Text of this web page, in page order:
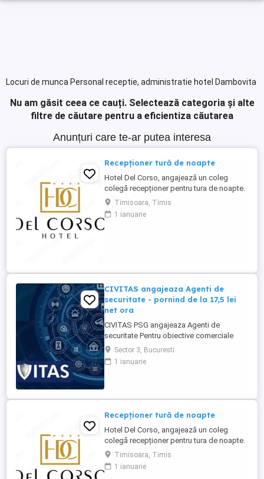
Locuri de munca Personal receptie, administratie hotel Dambovita
Nu am găsit ceea ce cauți. Selectează categoria și alte
filtre de căutare pentru a eficientiza căutarea
Anunțuri care te-ar putea interesa
Recepționer tură de noapte
Hotel Del Corso, angajează un coleg
colegă recepționer pentru tura de noapte.
Responsabilități: - cunoașterea imbii
engleze obligatorie; - ture: 2 ture de 12h, 2
zile libere, doar de noapte; - să fii o
Timisoara, Timis
1 ianuarie
CIVITAS angajeaza Agenti de
securitate - pornind de la 17,5 lei
net ora
CIVITAS PSG angajeaza Agenti de
securitate Pentru obiective comerciale
(magazine de haine din mall-urile din
Bucuresti) CONTACT: apel la numarul din
anunt Locatia: Park Lake, metrou Dristor
Garantam Salariu, program, ...
Sector 3, Bucuresti
1 ianuarie
Recepționer tură de noapte
Hotel Del Corso, angajează un coleg
colegă recepționer pentru tura de noapte.
Responsabilități: - cunoașterea imbii
engleze obligatorie; - ture: 2 ture de 12h, 2
zile libere, doar de noapte; - să fii o
Timisoara, Timis
1 ianuarie